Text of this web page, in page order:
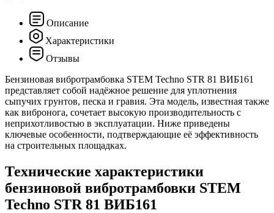
Описание
Характеристики
Отзывы
Бензиновая вибротрамбовка STEM Techno STR 81 ВИБ161
представляет собой надёжное решение для уплотнения
сыпучих грунтов, песка и гравия. Эта модель, известная также
как вибронога, сочетает высокую производительность с
неприхотливостью в эксплуатации. Ниже приведены
ключевые особенности, подтверждающие её эффективность
на строительных площадках.
Технические характеристики
бензиновой вибротрамбовки STEM
Techno STR 81 ВИБ161